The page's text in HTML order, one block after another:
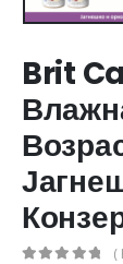
Brit
(